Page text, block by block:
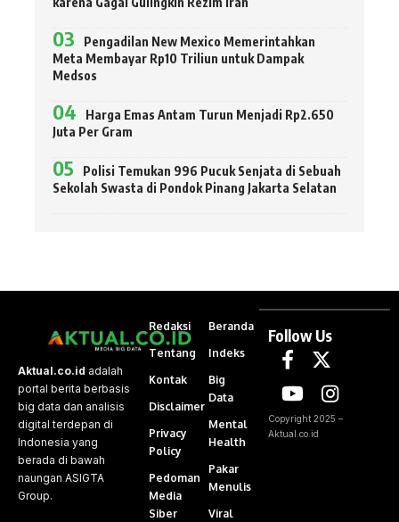
Pengadilan New Mexico Memerintahkan
Meta Membayar Rp10 Triliun untuk Dampak
Medsos
Harga Emas Antam Turun Menjadi Rp2.650
Juta Per Gram
Polisi Temukan 996 Pucuk Senjata di Sebuah
Sekolah Swasta di Pondok Pinang Jakarta Selatan
Aktual.co.id adalah
portal berita berbasis
big data dan analisis
digital terdepan di
Indonesia yang
berada di bawah
naungan ASIGTA
Group.
Redaksi
Tentang
Kontak
Disclaimer
Privacy
Policy
Pedoman
Media
Siber
Beranda
Indeks
Big
Data
Mental
Health
Pakar
Menulis
Viral
Follow Us
Copyright 2025 –
Aktual.co.id